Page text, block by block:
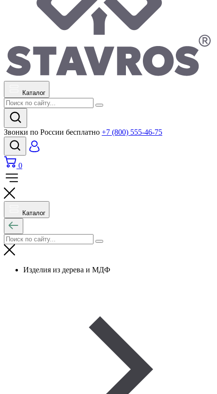
Каталог
Звонки по России бесплатно +7 (800) 555-46-75
0
Каталог
Изделия из дерева и МДФ